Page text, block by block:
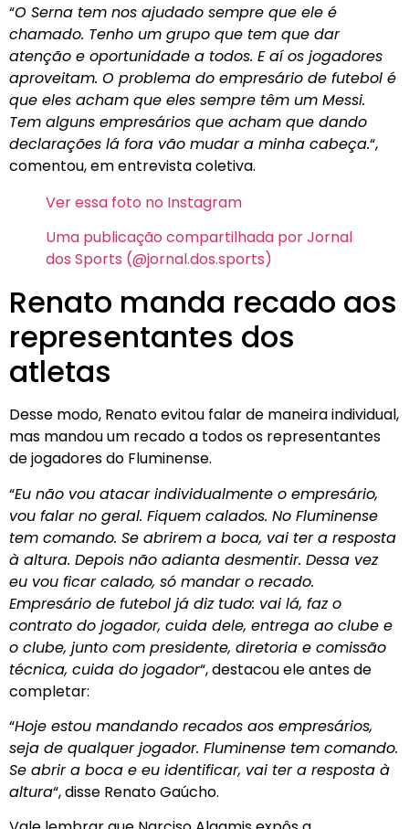
“O Serna tem nos ajudado sempre que ele é
chamado. Tenho um grupo que tem que dar
atenção e oportunidade a todos. E aí os jogadores
aproveitam. O problema do empresário de futebol é
que eles acham que eles sempre têm um Messi.
Tem alguns empresários que acham que dando
declarações lá fora vão mudar a minha cabeça.“,
comentou, em entrevista coletiva.
Ver essa foto no Instagram
Uma publicação compartilhada por Jornal
dos Sports (@jornal.dos.sports)
Renato manda recado aos
representantes dos
atletas
Desse modo, Renato evitou falar de maneira individual,
mas mandou um recado a todos os representantes
de jogadores do Fluminense.
“Eu não vou atacar individualmente o empresário,
vou falar no geral. Fiquem calados. No Fluminense
tem comando. Se abrirem a boca, vai ter a resposta
à altura. Depois não adianta desmentir. Dessa vez
eu vou ficar calado, só mandar o recado.
Empresário de futebol já diz tudo: vai lá, faz o
contrato do jogador, cuida dele, entrega ao clube e
o clube, junto com presidente, diretoria e comissão
técnica, cuida do jogador“, destacou ele antes de
completar:
“Hoje estou mandando recados aos empresários,
seja de qualquer jogador. Fluminense tem comando.
Se abrir a boca e eu identificar, vai ter a resposta à
altura“, disse Renato Gaúcho.